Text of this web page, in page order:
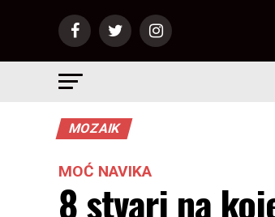
MOZAIK
MOĆ NAVIKA
8 stvari na